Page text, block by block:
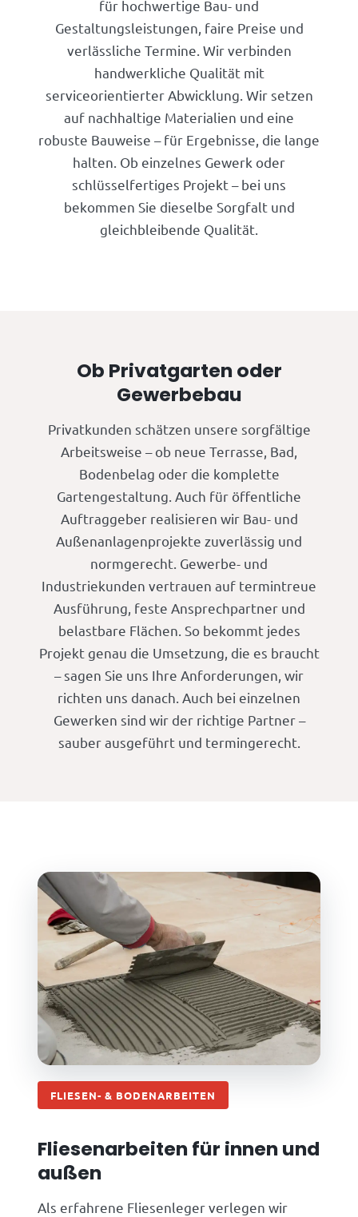
für hochwertige Bau- und
Gestaltungsleistungen, faire Preise und
verlässliche Termine. Wir verbinden
handwerkliche Qualität mit
serviceorientierter Abwicklung. Wir setzen
auf nachhaltige Materialien und eine
robuste Bauweise – für Ergebnisse, die lange
halten. Ob einzelnes Gewerk oder
schlüsselfertiges Projekt – bei uns
bekommen Sie dieselbe Sorgfalt und
gleichbleibende Qualität.
Ob Privatgarten oder
Gewerbebau
Privatkunden schätzen unsere sorgfältige
Arbeitsweise – ob neue Terrasse, Bad,
Bodenbelag oder die komplette
Gartengestaltung. Auch für öffentliche
Auftraggeber realisieren wir Bau- und
Außenanlagenprojekte zuverlässig und
normgerecht. Gewerbe- und
Industriekunden vertrauen auf termintreue
Ausführung, feste Ansprechpartner und
belastbare Flächen. So bekommt jedes
Projekt genau die Umsetzung, die es braucht
– sagen Sie uns Ihre Anforderungen, wir
richten uns danach. Auch bei einzelnen
Gewerken sind wir der richtige Partner –
sauber ausgeführt und termingerecht.
FLIESEN- & BODENARBEITEN
Fliesenarbeiten für innen und
außen
Als erfahrene Fliesenleger verlegen wir